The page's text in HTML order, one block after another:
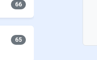
66
65